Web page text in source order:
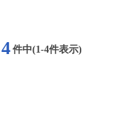
4 件中(1-4件表示)